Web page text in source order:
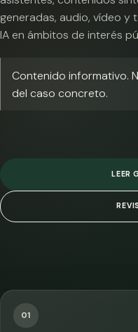
generadas, audio, vídeo
IA en ámbitos de interés
Contenido informativo.
del caso concreto.
LEER
01